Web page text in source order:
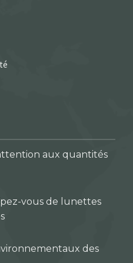
aux quantités
vous de lunettes
des